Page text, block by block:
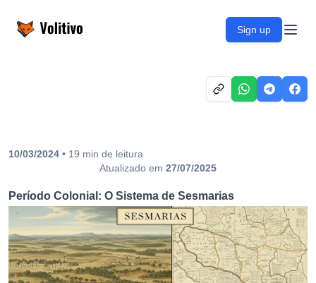
Volitivo Sign up
10/03/2024 • 19 min de leitura
Atualizado em 27/07/2025
Período Colonial: O Sistema de Sesmarias